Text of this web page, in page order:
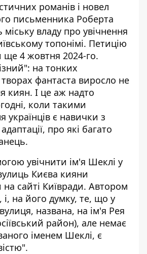
романів і новел
письменника Роберта
владу про увічнення
топонімі. Петицію
ще 4 жовтня 2024-го.
на тонких
фантаста виросло не
киян. І це аж надто
коли такими
українців є навички з
про які багато
увічнити ім'я Шеклі у
Києва кияни
сайті Київради. Автором
і, на його думку, те, що у
названа, на ім'я Рея
район), але немає
іменем Шеклі, є